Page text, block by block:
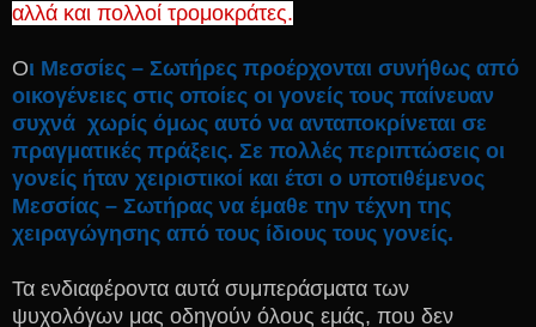
αλλά και πολλοί τρομοκράτες.
Οι Μεσσίες – Σωτήρες προέρχονται συνήθως από
οικογένειες στις οποίες οι γονείς τους παίνευαν
συχνά χωρίς όμως αυτό να ανταποκρίνεται σε
πραγματικές πράξεις. Σε πολλές περιπτώσεις οι
γονείς ήταν χειριστικοί και έτσι ο υποτιθέμενος
Μεσσίας – Σωτήρας να έμαθε την τέχνη της
χειραγώγησης από τους ίδιους τους γονείς.
Τα ενδιαφέροντα αυτά συμπεράσματα των
ψυχολόγων μας οδηγούν όλους εμάς, που δεν